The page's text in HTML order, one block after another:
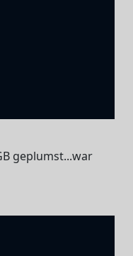
geplumst...war